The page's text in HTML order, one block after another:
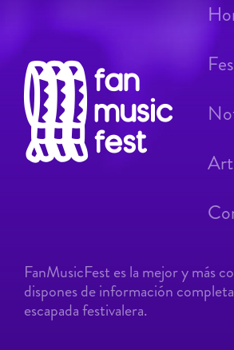
FanMusicFest es la mejor y más
dispones de información
escapada festivalera.